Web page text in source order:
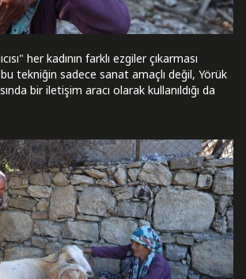
her kadının farklı ezgiler çıkarması
bu tekniğin sadece sanat amaçlı değil, Yörük
bir iletişim aracı olarak kullanıldığı da